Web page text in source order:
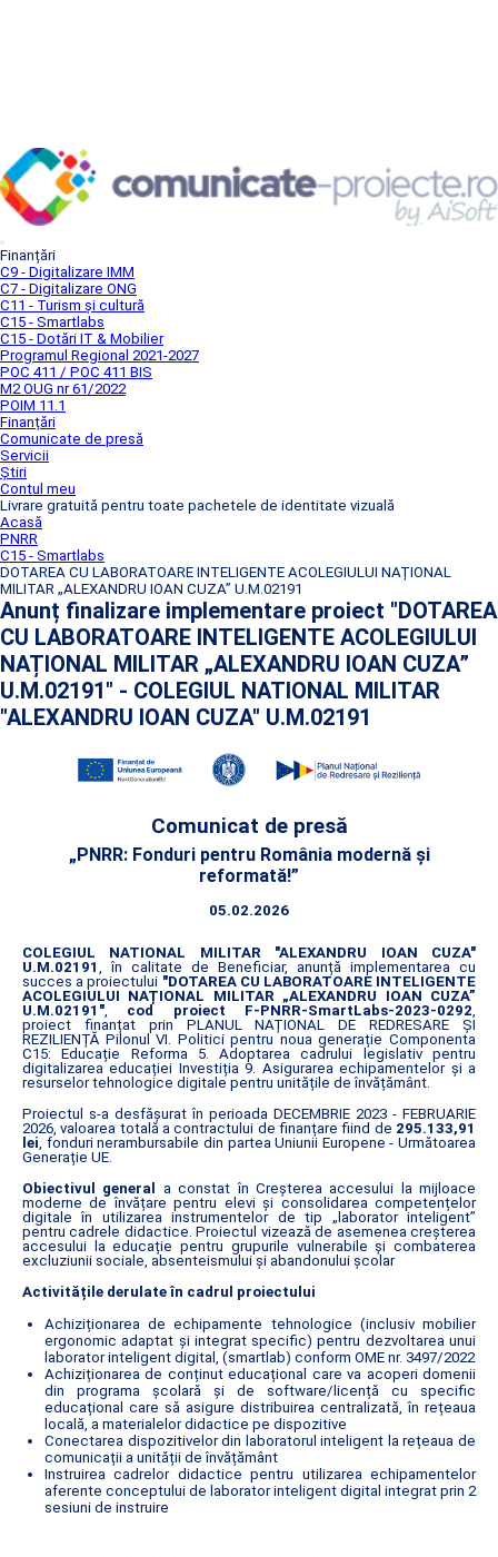
Finanțări
C9 - Digitalizare IMM
C7 - Digitalizare ONG
C11 - Turism și cultură
C15 - Smartlabs
C15 - Dotări IT & Mobilier
Programul Regional 2021-2027
POC 411 / POC 411 BIS
M2 OUG nr 61/2022
POIM 11.1
Finanțări
Comunicate de presă
Servicii
Știri
Contul meu
Livrare gratuită pentru toate pachetele de identitate vizuală
Acasă
PNRR
C15 - Smartlabs
DOTAREA CU LABORATOARE INTELIGENTE ACOLEGIULUI NAȚIONAL
MILITAR „ALEXANDRU IOAN CUZA” U.M.02191
Anunț finalizare implementare proiect "DOTAREA
CU LABORATOARE INTELIGENTE ACOLEGIULUI
NAȚIONAL MILITAR „ALEXANDRU IOAN CUZA”
U.M.02191" - COLEGIUL NATIONAL MILITAR
"ALEXANDRU IOAN CUZA" U.M.02191
Comunicat de presă
„PNRR: Fonduri pentru România modernă și
reformată!”
05.02.2026
COLEGIUL NATIONAL MILITAR "ALEXANDRU IOAN CUZA"
U.M.02191 , în calitate de Beneficiar, anunță implementarea cu
succes a proiectului "DOTAREA CU LABORATOARE INTELIGENTE
ACOLEGIULUI NAȚIONAL MILITAR „ALEXANDRU IOAN CUZA”
U.M.02191", cod proiect F-PNRR-SmartLabs-2023-0292,
proiect finanțat prin PLANUL NAȚIONAL DE REDRESARE ȘI
REZILIENȚĂ Pilonul VI. Politici pentru noua generație Componenta
C15: Educație Reforma 5. Adoptarea cadrului legislativ pentru
digitalizarea educației Investiția 9. Asigurarea echipamentelor și a
resurselor tehnologice digitale pentru unitățile de învățământ.
Proiectul s-a desfășurat în perioada DECEMBRIE 2023 - FEBRUARIE
2026, valoarea totală a contractului de finanțare fiind de 295.133,91
lei, fonduri nerambursabile din partea Uniunii Europene - Următoarea
Generație UE.
Obiectivul general
a constat în Creșterea accesului la mijloace
moderne de învățare pentru elevi și consolidarea competențelor
digitale în utilizarea instrumentelor de tip „laborator inteligent”
pentru cadrele didactice. Proiectul vizează de asemenea creșterea
accesului la educație pentru grupurile vulnerabile și combaterea
excluziunii sociale, absenteismului și abandonului școlar
Activitățile derulate în cadrul proiectului
Achiziționarea de echipamente tehnologice (inclusiv mobilier
ergonomic adaptat și integrat specific) pentru dezvoltarea unui
laborator inteligent digital, (smartlab) conform OME nr. 3497/2022
Achiziționarea de conținut educațional care va acoperi domenii
din programa școlară și de software/licență cu specific
educațional care să asigure distribuirea centralizată, în rețeaua
locală, a materialelor didactice pe dispozitive
Conectarea dispozitivelor din laboratorul inteligent la rețeaua de
comunicații a unității de învățământ
Instruirea cadrelor didactice pentru utilizarea echipamentelor
aferente conceptului de laborator inteligent digital integrat prin 2
sesiuni de instruire